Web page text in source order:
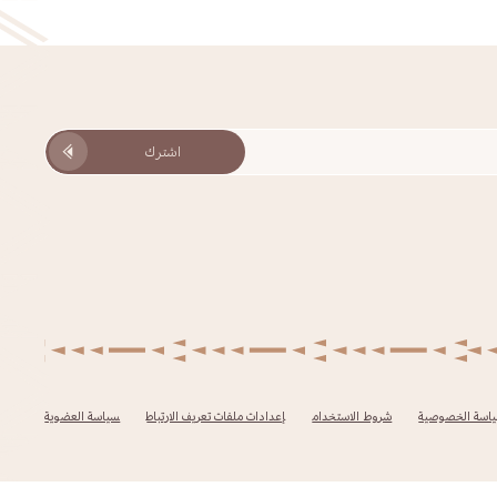
اشترك
الخصوصية شروط الاستخدام إعدادات ملفات تعريف الارتباط سياسة العضوية